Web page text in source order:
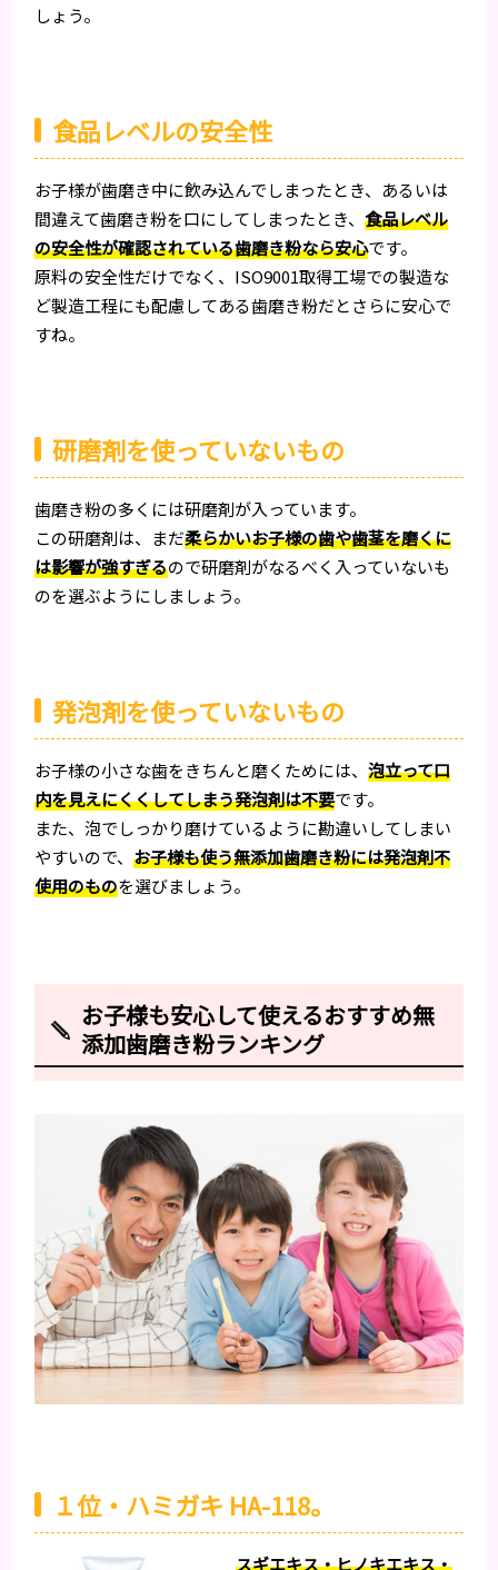
しょう。
食品レベルの安全性
お子様が歯磨き中に飲み込んでしまったとき、あるいは
間違えて歯磨き粉を口にしてしまったとき、食品レベル
の安全性が確認されている歯磨き粉なら安心です。
原料の安全性だけでなく、ISO9001取得工場での製造な
ど製造工程にも配慮してある歯磨き粉だとさらに安心で
すね。
研磨剤を使っていないもの
歯磨き粉の多くには研磨剤が入っています。
この研磨剤は、まだ柔らかいお子様の歯や歯茎を磨くに
は影響が強すぎるので研磨剤がなるべく入っていないも
のを選ぶようにしましょう。
発泡剤を使っていないもの
お子様の小さな歯をきちんと磨くためには、泡立って口
内を見えにくくしてしまう発泡剤は不要です。
また、泡でしっかり磨けているように勘違いしてしまい
やすいので、お子様も使う無添加歯磨き粉には発泡剤不
使用のものを選びましょう。
お子様も安心して使えるおすすめ無
添加歯磨き粉ランキング
１位・ハミガキ HA-118。
スギエキス・ヒノキエキス・